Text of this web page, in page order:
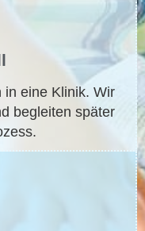
in eine Klinik. Wir
begleiten später